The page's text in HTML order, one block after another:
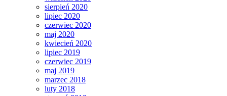
sierpień 2020
lipiec 2020
czerwiec 2020
maj 2020
kwiecień 2020
lipiec 2019
czerwiec 2019
maj 2019
marzec 2018
luty 2018